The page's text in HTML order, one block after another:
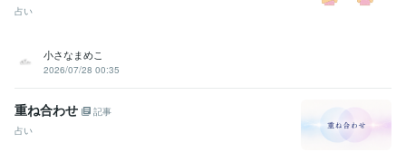
占い
小さなまめこ
2026/07/28 00:35
重ね合わせ
記事
占い